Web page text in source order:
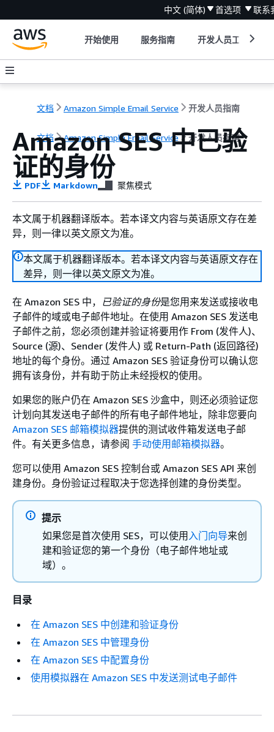
中文 (简体) 首选项 联系
开始使用 服务指南 开发人员工具
文档 Amazon Simple Email Service 开发人员指南
文档 Amazon Simple Email Service 开发人员指南
Amazon SES 中已验
证的身份
PDF Markdown 聚焦模式
本文属于机器翻译版本。若本译文内容与英语原文存在差
异，则一律以英文原文为准。
本文属于机器翻译版本。若本译文内容与英语原文存在
差异，则一律以英文原文为准。
在 Amazon SES 中， 已验证的身份是您用来发送或接收电
子邮件的域或电子邮件地址。在使用 Amazon SES 发送电
子邮件之前，您必须创建并验证将要用作 From (发件人)、
Source (源)、Sender (发件人) 或 Return-Path (返回路径)
地址的每个身份。通过 Amazon SES 验证身份可以确认您
拥有该身份，并有助于防止未经授权的使用。
如果您的账户仍在 Amazon SES 沙盒中，则还必须验证您
计划向其发送电子邮件的所有电子邮件地址，除非您要向
Amazon SES 邮箱模拟器提供的测试收件箱发送电子邮
件。有关更多信息，请参阅 手动使用邮箱模拟器。
您可以使用 Amazon SES 控制台或 Amazon SES API 来创
建身份。身份验证过程取决于您选择创建的身份类型。
提示
如果您是首次使用 SES，可以使用 入门向导来创
建和验证您的第一个身份（电子邮件地址或
域）。
目录
在 Amazon SES 中创建和验证身份
在 Amazon SES 中管理身份
在 Amazon SES 中配置身份
使用模拟器在 Amazon SES 中发送测试电子邮件